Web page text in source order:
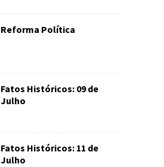
Reforma Política
Fatos Históricos: 09 de
Julho
Fatos Históricos: 11 de
Julho